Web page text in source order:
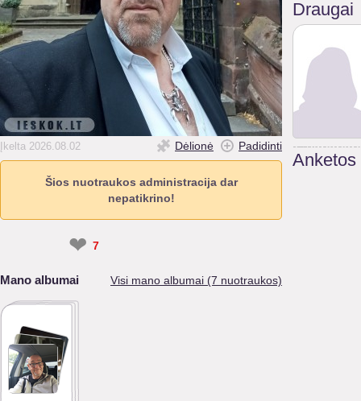
Įkelta 2026.08.02 Dėlionė Padidinti
Šios nuotraukos administracija dar
nepatikrino!
❤ 7
Mano albumai Visi mano albumai (7 nuotraukos)
Draugai
Anketos